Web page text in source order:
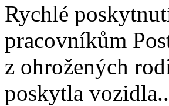
Rychlé
pracovníkům
z ohrožených
poskytla